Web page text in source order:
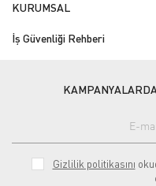
KURUMSAL
İş Güvenliği Rehberi
Gizlilik politikasını